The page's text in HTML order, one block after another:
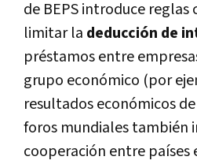
de BEPS introduce reglas
limitar la deducción de
préstamos entre
grupo económico (por
resultados económicos
foros mundiales también
cooperación entre países